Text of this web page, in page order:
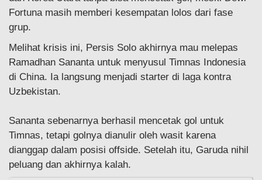
Fortuna masih memberi kesempatan lolos dari fase
grup.
Melihat krisis ini, Persis Solo akhirnya mau melepas
Ramadhan Sananta untuk menyusul Timnas Indonesia
di China. Ia langsung menjadi starter di laga kontra
Uzbekistan.
Sananta sebenarnya berhasil mencetak gol untuk
Timnas, tetapi golnya dianulir oleh wasit karena
dianggap dalam posisi offside. Setelah itu, Garuda nihil
peluang dan akhirnya kalah.